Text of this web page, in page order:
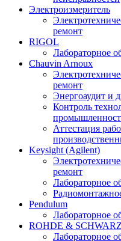
Электроизмеритель
ремонт
RIGOL
Лабораторное
Chauvin Arnoux
ремонт
Энергоаудит и
Контроль
Аттестация
Keysight (Agilent)
ремонт
Лабораторное
Pendulum
Лабораторное
ROHDE & SCHWARZ
Лабораторное